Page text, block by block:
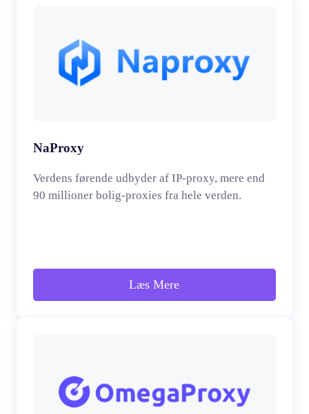
NaProxy
Verdens førende udbyder af IP-proxy, mere end
90 millioner bolig-proxies fra hele verden.
Læs Mere